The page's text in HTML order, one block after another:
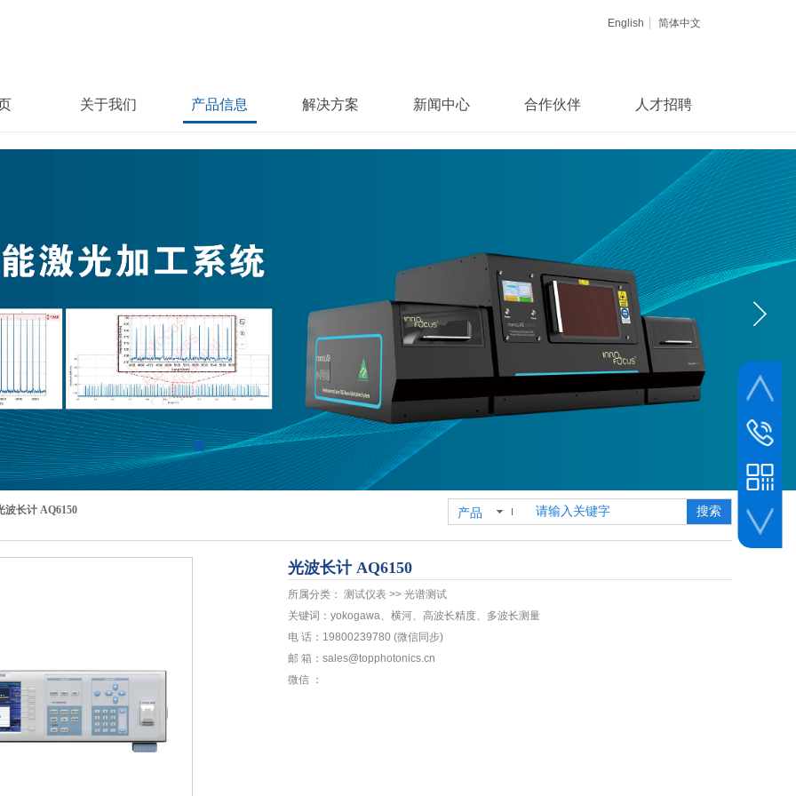
光波长计 AQ6150
所属分类： 测试仪表 >> 光谱测试
关键词：yokogawa、横河、高波长精度、多波长测量
电 话：19800239780 (微信同步)
邮 箱：sales@topphotonics.cn
微信 ：
产品 搜索
波长计 AQ6150
English 简体中文
关于我们 产品信息 解决方案 新闻中心 合作伙伴 人才招聘
销售客服
销售专线
公司传真
010-